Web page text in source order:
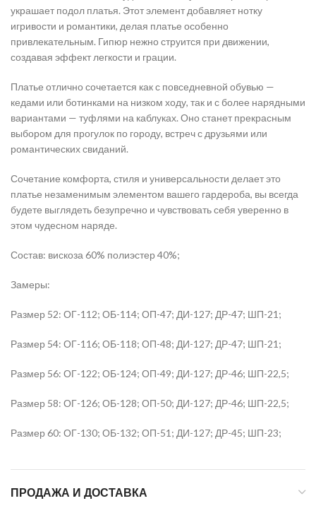
украшает подол платья. Этот элемент добавляет нотку
игривости и романтики, делая платье особенно
привлекательным. Гипюр нежно струится при движении,
создавая эффект легкости и грации.
Платье отлично сочетается как с повседневной обувью —
кедами или ботинками на низком ходу, так и с более нарядными
вариантами — туфлями на каблуках. Оно станет прекрасным
выбором для прогулок по городу, встреч с друзьями или
романтических свиданий.
Сочетание комфорта, стиля и универсальности делает это
платье незаменимым элементом вашего гардероба, вы всегда
будете выглядеть безупречно и чувствовать себя уверенно в
этом чудесном наряде.
Состав: вискоза 60% полиэстер 40%;
Замеры:
Размер 52: ОГ-112; ОБ-114; ОП-47; ДИ-127; ДР-47; ШП-21;
Размер 54: ОГ-116; ОБ-118; ОП-48; ДИ-127; ДР-47; ШП-21;
Размер 56: ОГ-122; ОБ-124; ОП-49; ДИ-127; ДР-46; ШП-22,5;
Размер 58: ОГ-126; ОБ-128; ОП-50; ДИ-127; ДР-46; ШП-22,5;
Размер 60: ОГ-130; ОБ-132; ОП-51; ДИ-127; ДР-45; ШП-23;
ПРОДАЖА И ДОСТАВКА